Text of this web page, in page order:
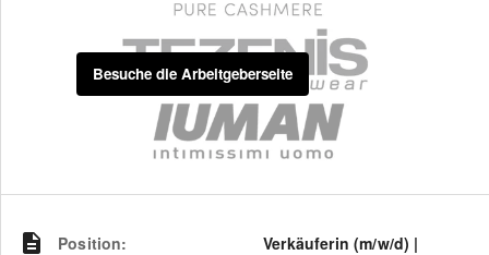
Besuche die Arbeitgeberseite
Position:
Verkäuferin (m/w/d) |